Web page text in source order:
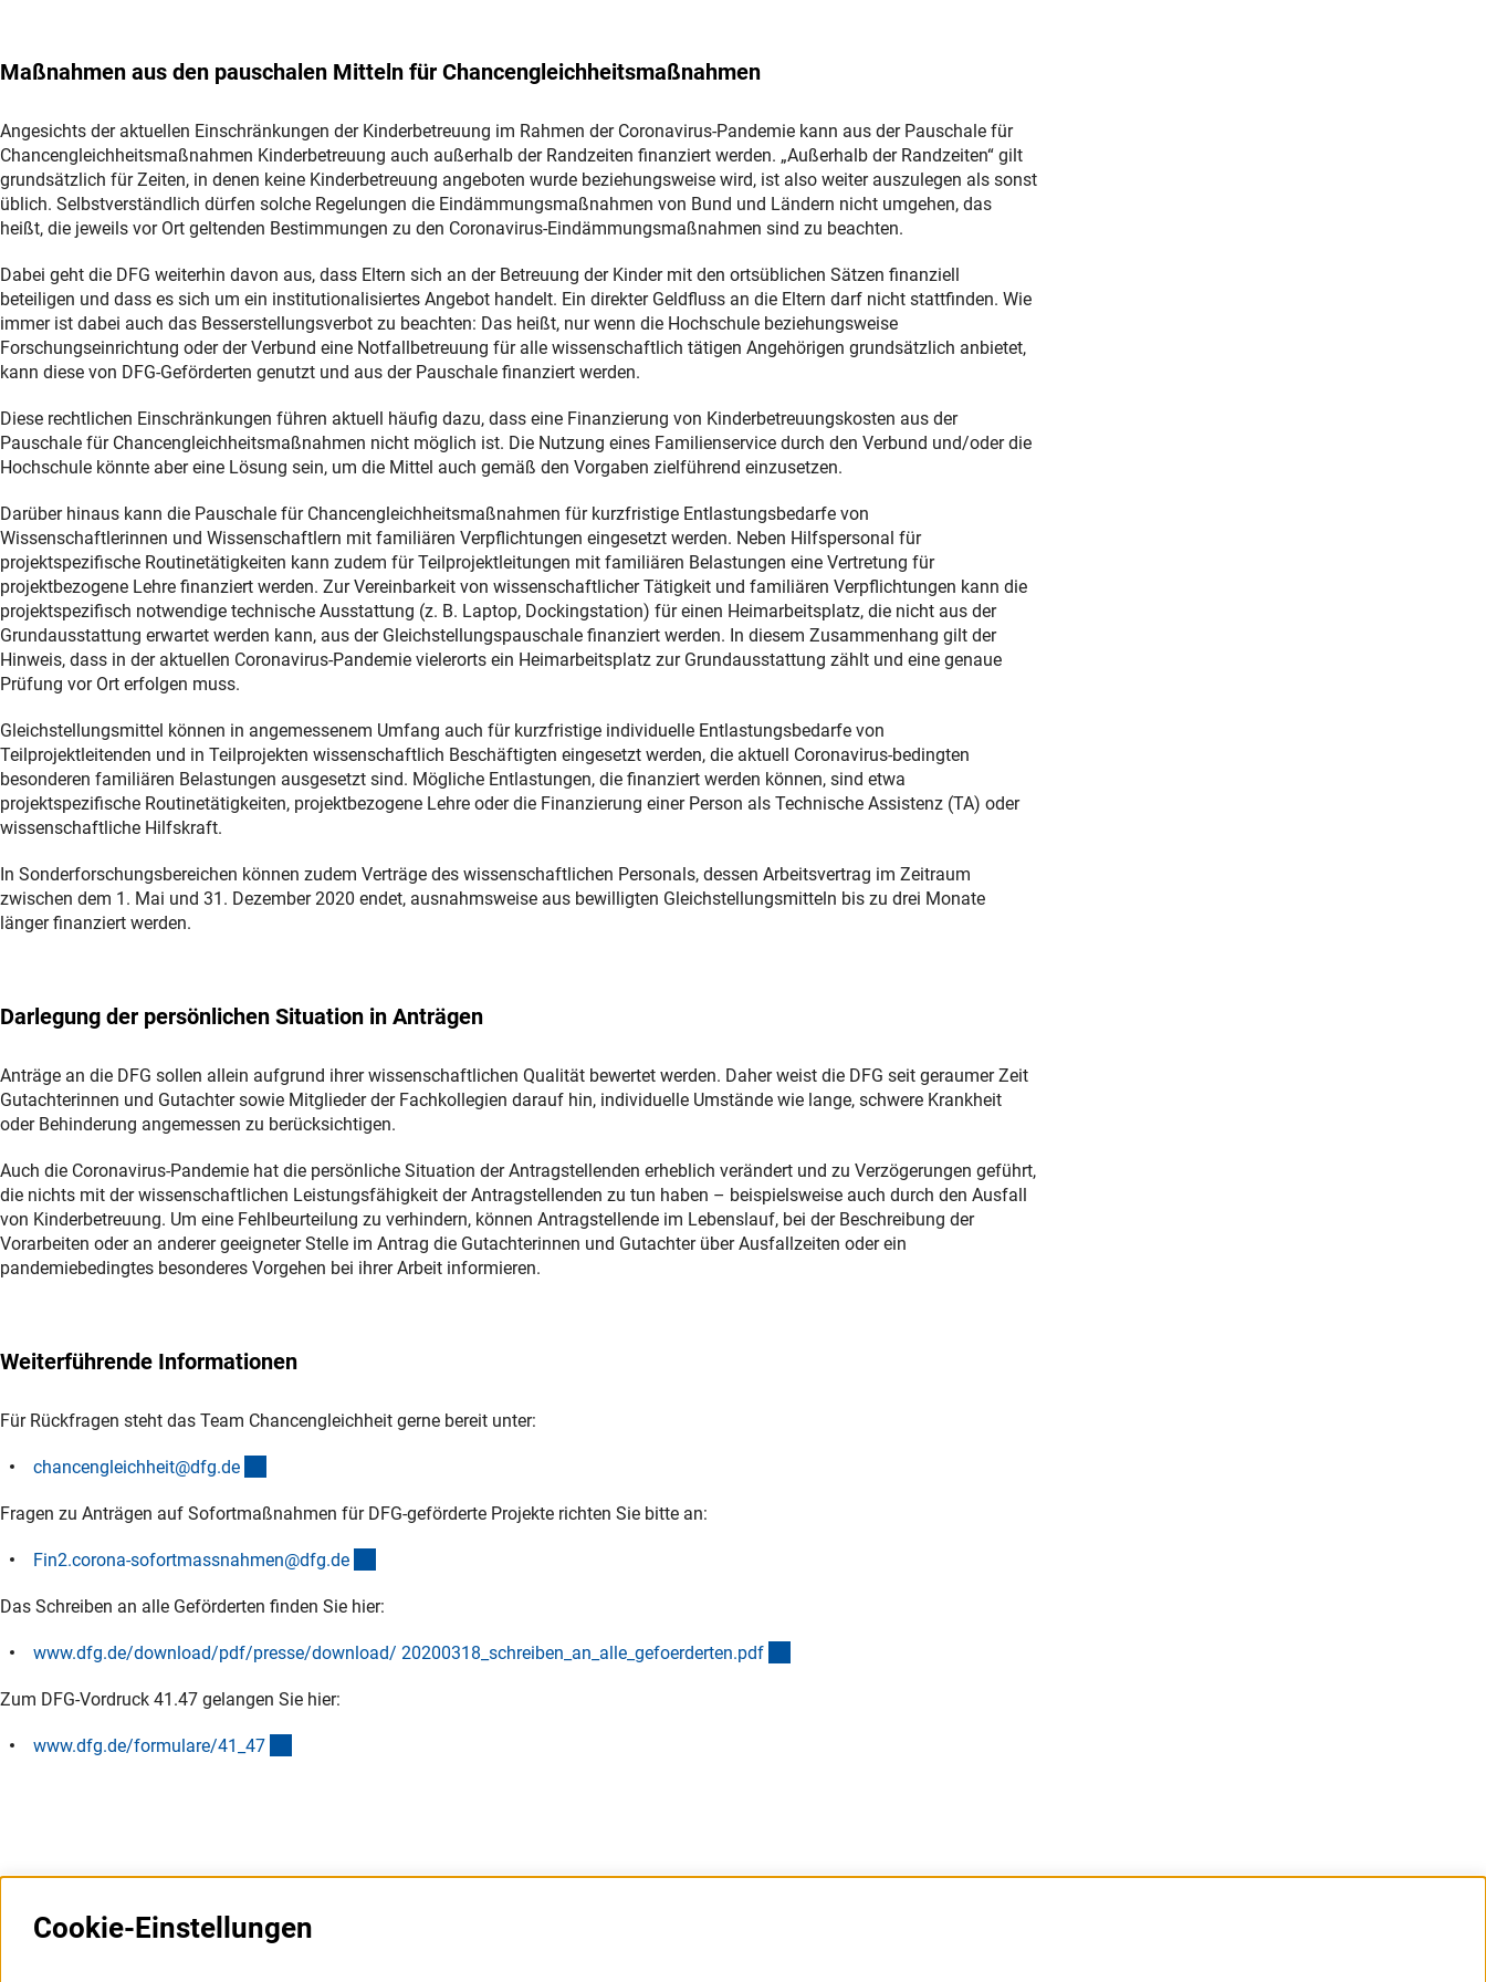
Maßnahmen aus den pauschalen Mitteln für Chancengleichheitsmaßnahmen
Angesichts der aktuellen Einschränkungen der Kinderbetreuung im Rahmen der Coronavirus-Pandemie kann aus der Pauschale für
Chancengleichheitsmaßnahmen Kinderbetreuung auch außerhalb der Randzeiten finanziert werden. „Außerhalb der Randzeiten“ gilt
grundsätzlich für Zeiten, in denen keine Kinderbetreuung angeboten wurde beziehungsweise wird, ist also weiter auszulegen als sonst
üblich. Selbstverständlich dürfen solche Regelungen die Eindämmungsmaßnahmen von Bund und Ländern nicht umgehen, das
heißt, die jeweils vor Ort geltenden Bestimmungen zu den Coronavirus-Eindämmungsmaßnahmen sind zu beachten.
Dabei geht die DFG weiterhin davon aus, dass Eltern sich an der Betreuung der Kinder mit den ortsüblichen Sätzen finanziell
beteiligen und dass es sich um ein institutionalisiertes Angebot handelt. Ein direkter Geldfluss an die Eltern darf nicht stattfinden. Wie
immer ist dabei auch das Besserstellungsverbot zu beachten: Das heißt, nur wenn die Hochschule beziehungsweise
Forschungseinrichtung oder der Verbund eine Notfallbetreuung für alle wissenschaftlich tätigen Angehörigen grundsätzlich anbietet,
kann diese von DFG-Geförderten genutzt und aus der Pauschale finanziert werden.
Diese rechtlichen Einschränkungen führen aktuell häufig dazu, dass eine Finanzierung von Kinderbetreuungskosten aus der
Pauschale für Chancengleichheitsmaßnahmen nicht möglich ist. Die Nutzung eines Familienservice durch den Verbund und/oder die
Hochschule könnte aber eine Lösung sein, um die Mittel auch gemäß den Vorgaben zielführend einzusetzen.
Darüber hinaus kann die Pauschale für Chancengleichheitsmaßnahmen für kurzfristige Entlastungsbedarfe von
Wissenschaftlerinnen und Wissenschaftlern mit familiären Verpflichtungen eingesetzt werden. Neben Hilfspersonal für
projektspezifische Routinetätigkeiten kann zudem für Teilprojektleitungen mit familiären Belastungen eine Vertretung für
projektbezogene Lehre finanziert werden. Zur Vereinbarkeit von wissenschaftlicher Tätigkeit und familiären Verpflichtungen kann die
projektspezifisch notwendige technische Ausstattung (z. B. Laptop, Dockingstation) für einen Heimarbeitsplatz, die nicht aus der
Grundausstattung erwartet werden kann, aus der Gleichstellungspauschale finanziert werden. In diesem Zusammenhang gilt der
Hinweis, dass in der aktuellen Coronavirus-Pandemie vielerorts ein Heimarbeitsplatz zur Grundausstattung zählt und eine genaue
Prüfung vor Ort erfolgen muss.
Gleichstellungsmittel können in angemessenem Umfang auch für kurzfristige individuelle Entlastungsbedarfe von
Teilprojektleitenden und in Teilprojekten wissenschaftlich Beschäftigten eingesetzt werden, die aktuell Coronavirus-bedingten
besonderen familiären Belastungen ausgesetzt sind. Mögliche Entlastungen, die finanziert werden können, sind etwa
projektspezifische Routinetätigkeiten, projektbezogene Lehre oder die Finanzierung einer Person als Technische Assistenz (TA) oder
wissenschaftliche Hilfskraft.
In Sonderforschungsbereichen können zudem Verträge des wissenschaftlichen Personals, dessen Arbeitsvertrag im Zeitraum
zwischen dem 1. Mai und 31. Dezember 2020 endet, ausnahmsweise aus bewilligten Gleichstellungsmitteln bis zu drei Monate
länger finanziert werden.
Darlegung der persönlichen Situation in Anträgen
Anträge an die DFG sollen allein aufgrund ihrer wissenschaftlichen Qualität bewertet werden. Daher weist die DFG seit geraumer Zeit
Gutachterinnen und Gutachter sowie Mitglieder der Fachkollegien darauf hin, individuelle Umstände wie lange, schwere Krankheit
oder Behinderung angemessen zu berücksichtigen.
Auch die Coronavirus-Pandemie hat die persönliche Situation der Antragstellenden erheblich verändert und zu Verzögerungen geführt,
die nichts mit der wissenschaftlichen Leistungsfähigkeit der Antragstellenden zu tun haben – beispielsweise auch durch den Ausfall
von Kinderbetreuung. Um eine Fehlbeurteilung zu verhindern, können Antragstellende im Lebenslauf, bei der Beschreibung der
Vorarbeiten oder an anderer geeigneter Stelle im Antrag die Gutachterinnen und Gutachter über Ausfallzeiten oder ein
pandemiebedingtes besonderes Vorgehen bei ihrer Arbeit informieren.
Weiterführende Informationen
Für Rückfragen steht das Team Chancengleichheit gerne bereit unter:
chancengleichheit@dfg.de
Fragen zu Anträgen auf Sofortmaßnahmen für DFG-geförderte Projekte richten Sie bitte an:
Fin2.corona-sofortmassnahmen@dfg.de
Das Schreiben an alle Geförderten finden Sie hier:
www.dfg.de/download/pdf/presse/download/ 20200318_schreiben_an_alle_gefoerderten.pdf
Zum DFG-Vordruck 41.47 gelangen Sie hier:
www.dfg.de/formulare/41_47
Cookie-Einstellungen